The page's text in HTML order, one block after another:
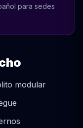
para sedes
modular